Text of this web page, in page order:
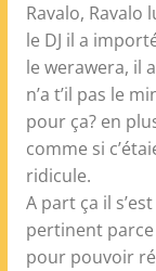
Ravalo, Ravalo
le DJ il a
le werawera, il
n’a t’il pas le
pour ça? en
comme si
ridicule.
A part ça il
pertinent parce
pour pouvoir